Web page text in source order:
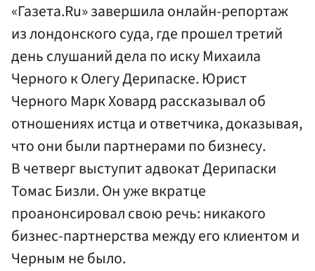
«Газета.Ru» завершила онлайн-репортаж
из лондонского суда, где прошел третий
день слушаний дела по иску Михаила
Черного к Олегу Дерипаске. Юрист
Черного Марк Ховард рассказывал об
отношениях истца и ответчика, доказывая,
что они были партнерами по бизнесу.
В четверг выступит адвокат Дерипаски
Томас Бизли. Он уже вкратце
проанонсировал свою речь: никакого
бизнес-партнерства между его клиентом и
Черным не было.